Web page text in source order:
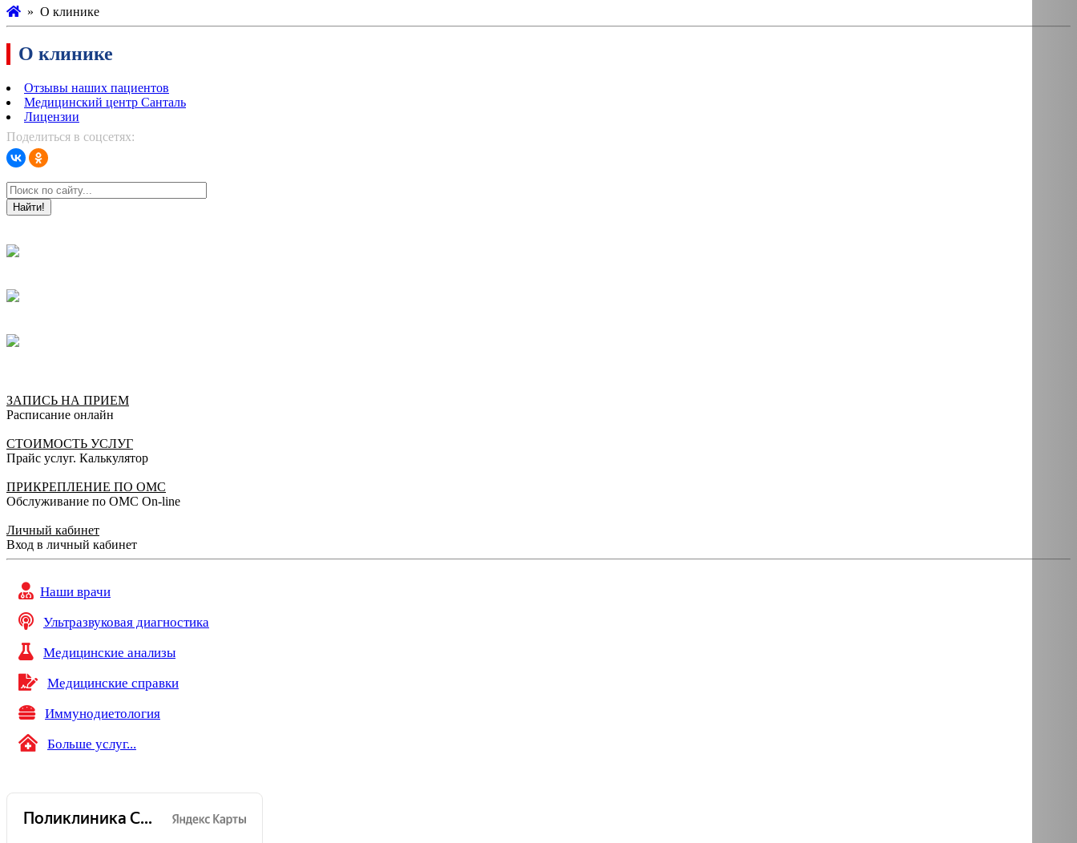
» О клинике
О клинике
Отзывы наших пациентов
Медицинский центр Санталь
Лицензии
Поделиться в соцсетях:
Найти!
ЗАПИСЬ НА ПРИЕМ
Расписание онлайн
СТОИМОСТЬ УСЛУГ
Прайс услуг. Калькулятор
ПРИКРЕПЛЕНИЕ ПО ОМС
Обслуживание по ОМС On-line
Личный кабинет
Вход в личный кабинет
Наши врачи
Ультразвуковая диагностика
Медицинские анализы
Медицинские справки
Иммунодиетология
Больше услуг...